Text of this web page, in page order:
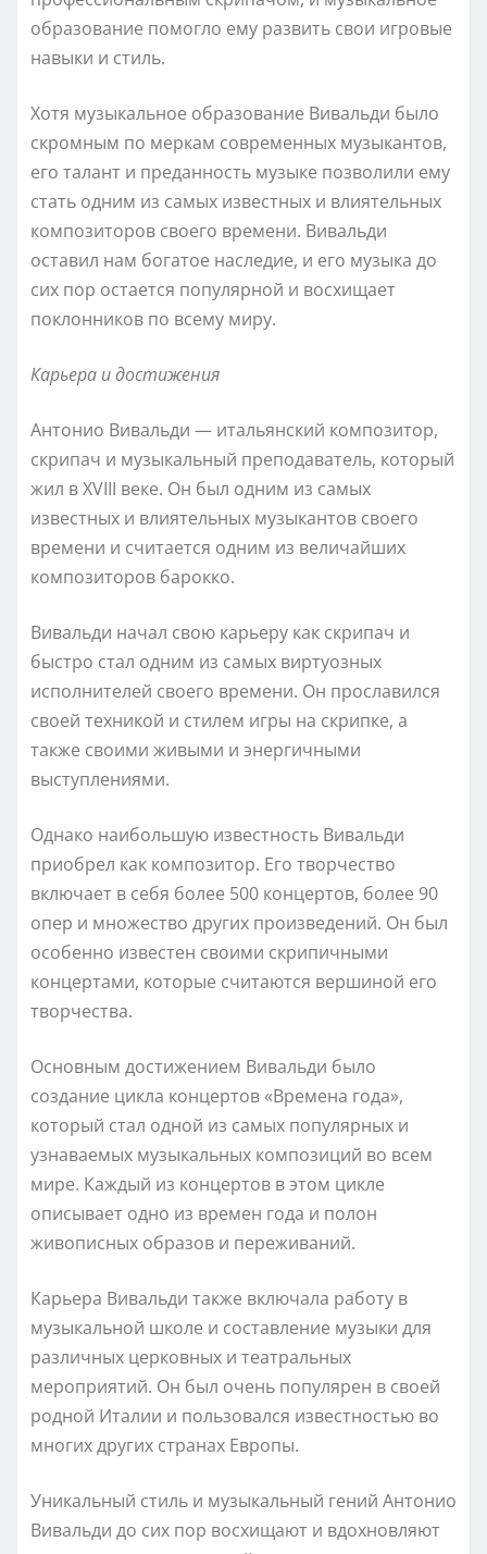
образование помогло ему развить свои игровые
навыки и стиль.
Хотя музыкальное образование Вивальди было
скромным по меркам современных музыкантов,
его талант и преданность музыке позволили ему
стать одним из самых известных и влиятельных
композиторов своего времени. Вивальди
оставил нам богатое наследие, и его музыка до
сих пор остается популярной и восхищает
поклонников по всему миру.
Карьера и достижения
Антонио Вивальди — итальянский композитор,
скрипач и музыкальный преподаватель, который
жил в XVIII веке. Он был одним из самых
известных и влиятельных музыкантов своего
времени и считается одним из величайших
композиторов барокко.
Вивальди начал свою карьеру как скрипач и
быстро стал одним из самых виртуозных
исполнителей своего времени. Он прославился
своей техникой и стилем игры на скрипке, а
также своими живыми и энергичными
выступлениями.
Однако наибольшую известность Вивальди
приобрел как композитор. Его творчество
включает в себя более 500 концертов, более 90
опер и множество других произведений. Он был
особенно известен своими скрипичными
концертами, которые считаются вершиной его
творчества.
Основным достижением Вивальди было
создание цикла концертов «Времена года»,
который стал одной из самых популярных и
узнаваемых музыкальных композиций во всем
мире. Каждый из концертов в этом цикле
описывает одно из времен года и полон
живописных образов и переживаний.
Карьера Вивальди также включала работу в
музыкальной школе и составление музыки для
различных церковных и театральных
мероприятий. Он был очень популярен в своей
родной Италии и пользовался известностью во
многих других странах Европы.
Уникальный стиль и музыкальный гений Антонио
Вивальди до сих пор восхищают и вдохновляют